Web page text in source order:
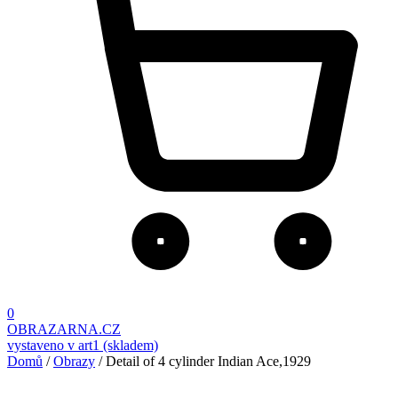
0
OBRAZARNA.CZ
vystaveno v art1 (skladem)
Domů /Obrazy / Detail of 4 cylinder Indian Ace,1929